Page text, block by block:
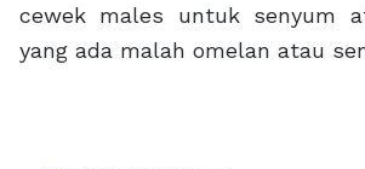
cewek males untuk senyum
yang ada malah omelan atau